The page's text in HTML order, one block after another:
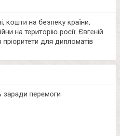
кошти на безпеку країни,
на територію росії: Євгеній
для дипломатів
перемоги